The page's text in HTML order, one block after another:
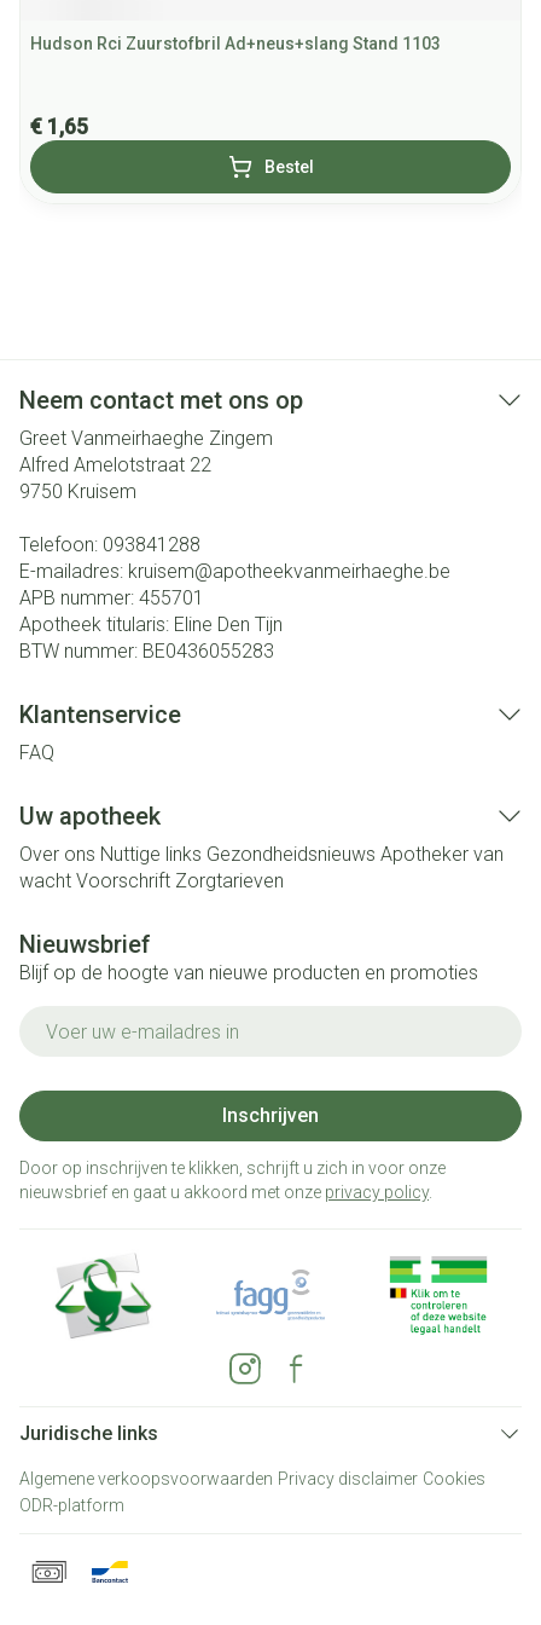
Hudson Rci Zuurstofbril Ad+neus+slang Stand 1103
€ 1,65
Bestel
Neem contact met ons op
Greet Vanmeirhaeghe Zingem
Alfred Amelotstraat 22
9750 Kruisem
Telefoon: 093841288
E-mailadres: kruisem@apotheekvanmeirhaeghe.be
APB nummer: 455701
Apotheek titularis: Eline Den Tijn
BTW nummer: BE0436055283
Klantenservice
FAQ
Uw apotheek
Over ons Nuttige links Gezondheidsnieuws Apotheker van
wacht Voorschrift Zorgtarieven
Nieuwsbrief
Blijf op de hoogte van nieuwe producten en promoties
Inschrijven
Door op inschrijven te klikken, schrijft u zich in voor onze
nieuwsbrief en gaat u akkoord met onze privacy policy.
Juridische links
Algemene verkoopsvoorwaarden Privacy disclaimer Cookies
ODR-platform